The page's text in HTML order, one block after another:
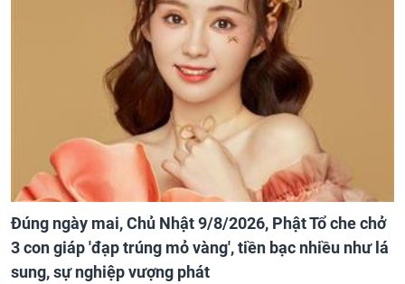
Đúng ngày mai, Chủ Nhật 9/8/2026, Phật Tổ che chở
3 con giáp 'đạp trúng mỏ vàng', tiền bạc nhiều như lá
sung, sự nghiệp vượng phát